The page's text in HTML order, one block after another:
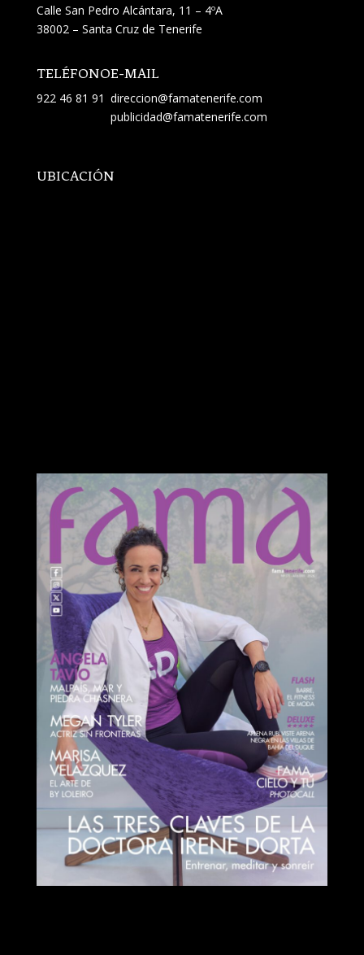
Calle San Pedro Alcántara, 11 – 4ºA
38002 – Santa Cruz de Tenerife
TELÉFONO
922 46 81 91
E-MAIL
direccion@famatenerife.com
publicidad@famatenerife.com
UBICACIÓN